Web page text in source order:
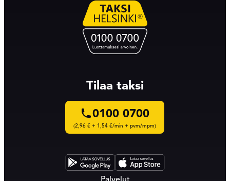
Tilaa taksi
0100 0700
(2,96 € + 1,54 €/min + pvm/mpm)